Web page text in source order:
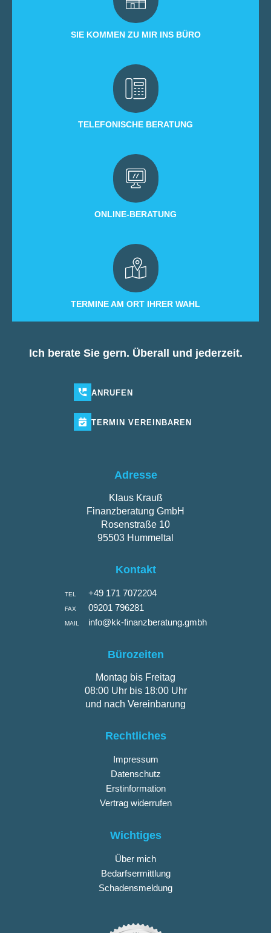
SIE KOMMEN ZU MIR INS BÜRO
TELEFONISCHE BERATUNG
ONLINE-BERATUNG
TERMINE AM ORT IHRER WAHL
Ich berate Sie gern. Überall und jederzeit.
ANRUFEN
TERMIN VEREINBAREN
Adresse
Klaus Krauß
Finanzberatung GmbH
Rosenstraße 10
95503 Hummeltal
Kontakt
TEL +49 171 7072204
FAX 09201 796281
MAIL info@kk-finanzberatung.gmbh
Bürozeiten
Montag bis Freitag
08:00 Uhr bis 18:00 Uhr
und nach Vereinbarung
Rechtliches
Impressum
Datenschutz
Erstinformation
Vertrag widerrufen
Wichtiges
Über mich
Bedarfsermittlung
Schadensmeldung